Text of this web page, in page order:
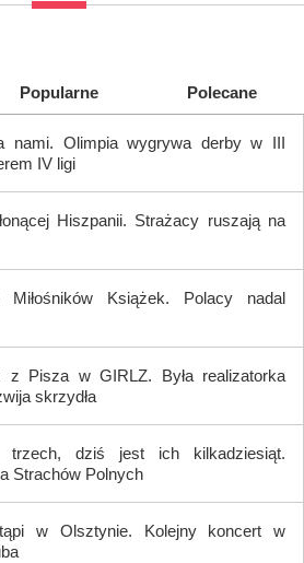
Popularne Polecane
nami. Olimpia wygrywa derby w III
IV ligi
Hiszpanii. Strażacy ruszają na
Miłośników Książek. Polacy nadal
z Pisza w GIRLZ. Była realizatorka
skrzydła
trzech, dziś jest ich kilkadziesiąt.
Strachów Polnych
w Olsztynie. Kolejny koncert w